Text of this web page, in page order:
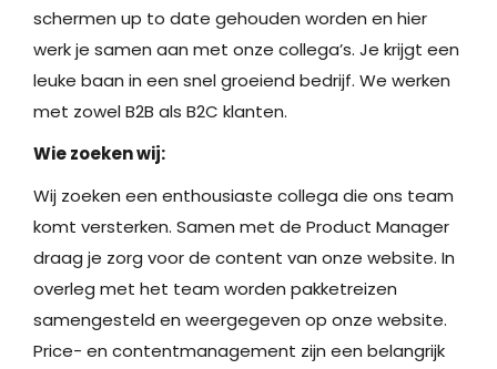
schermen up to date gehouden worden en hier
werk je samen aan met onze collega’s. Je krijgt een
leuke baan in een snel groeiend bedrijf. We werken
met zowel B2B als B2C klanten.
Wie zoeken wij:
Wij zoeken een enthousiaste collega die ons team
komt versterken. Samen met de Product Manager
draag je zorg voor de content van onze website. In
overleg met het team worden pakketreizen
samengesteld en weergegeven op onze website.
Price- en contentmanagement zijn een belangrijk